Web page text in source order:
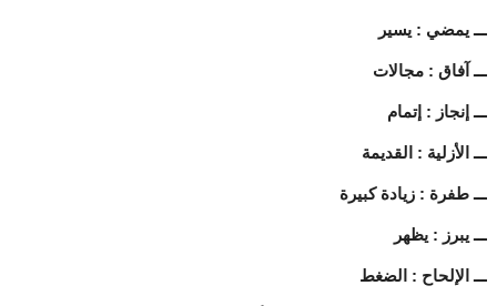
ـــ يمضي : يسير
ـــ آفاق : مجالات
ـــ إنجاز : إتمام
ـــ الأزلية : القديمة
ـــ طفرة : زيادة كبيرة
ـــ يبرز : يظهر
ـــ الإلحاح : الضغط